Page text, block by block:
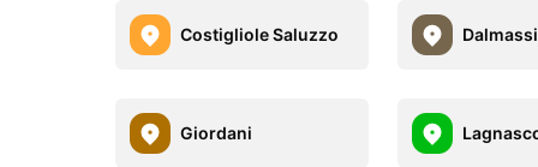
Costigliole Saluzzo Dalmassi
Giordani